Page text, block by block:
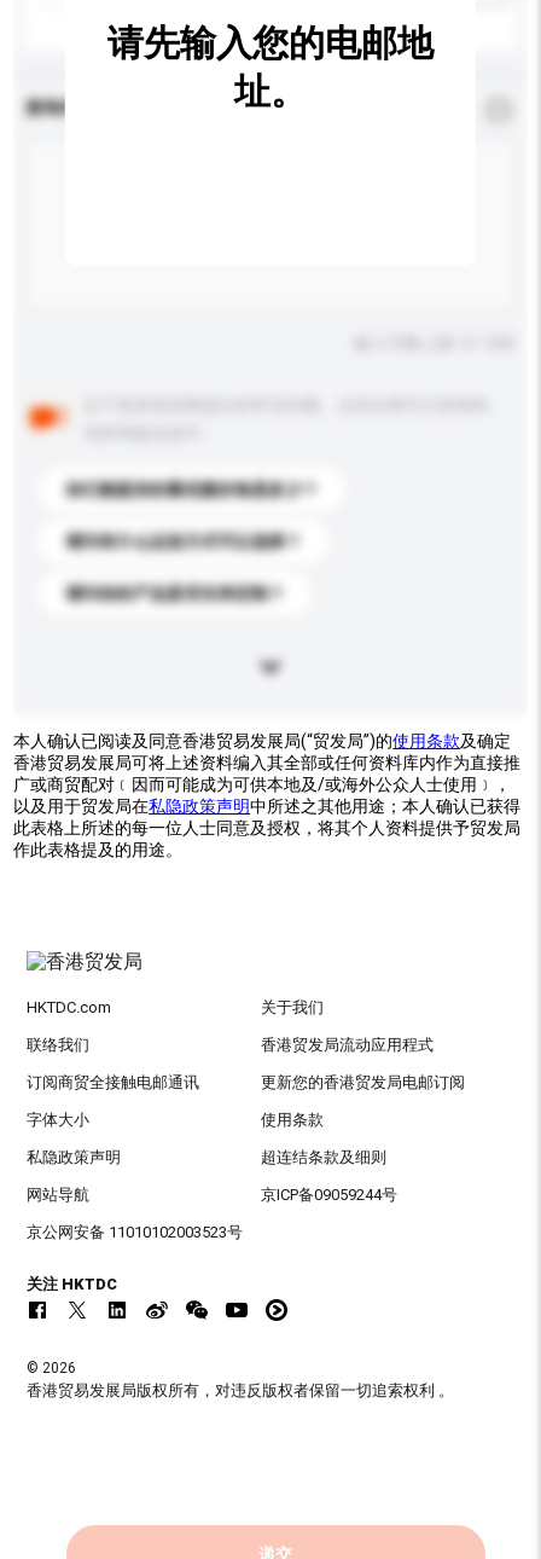
查询内容
你们能提供的最优惠价格是多少？
请问有什么运送方式可以选择？
请问你的产品是否支持定制？
请先输入您的电邮地
址。
本人确认已阅读及同意香港贸易发展局(“贸发局”)的使用条款及确定
香港贸易发展局可将上述资料编入其全部或任何资料库内作为直接推
广或商贸配对﹝因而可能成为可供本地及/或海外公众人士使用﹞，
以及用于贸发局在私隐政策声明中所述之其他用途；本人确认已获得
此表格上所述的每一位人士同意及授权，将其个人资料提供予贸发局
作此表格提及的用途。
递交
HKTDC.com 关于我们
联络我们 香港贸发局流动应用程式
订阅商贸全接触电邮通讯 更新您的香港贸发局电邮订阅
字体大小 使用条款
私隐政策声明 超连结条款及细则
网站导航 京ICP备09059244号
京公网安备 11010102003523号
关注 HKTDC
© 2026
香港贸易发展局版权所有，对违反版权者保留一切追索权利 。